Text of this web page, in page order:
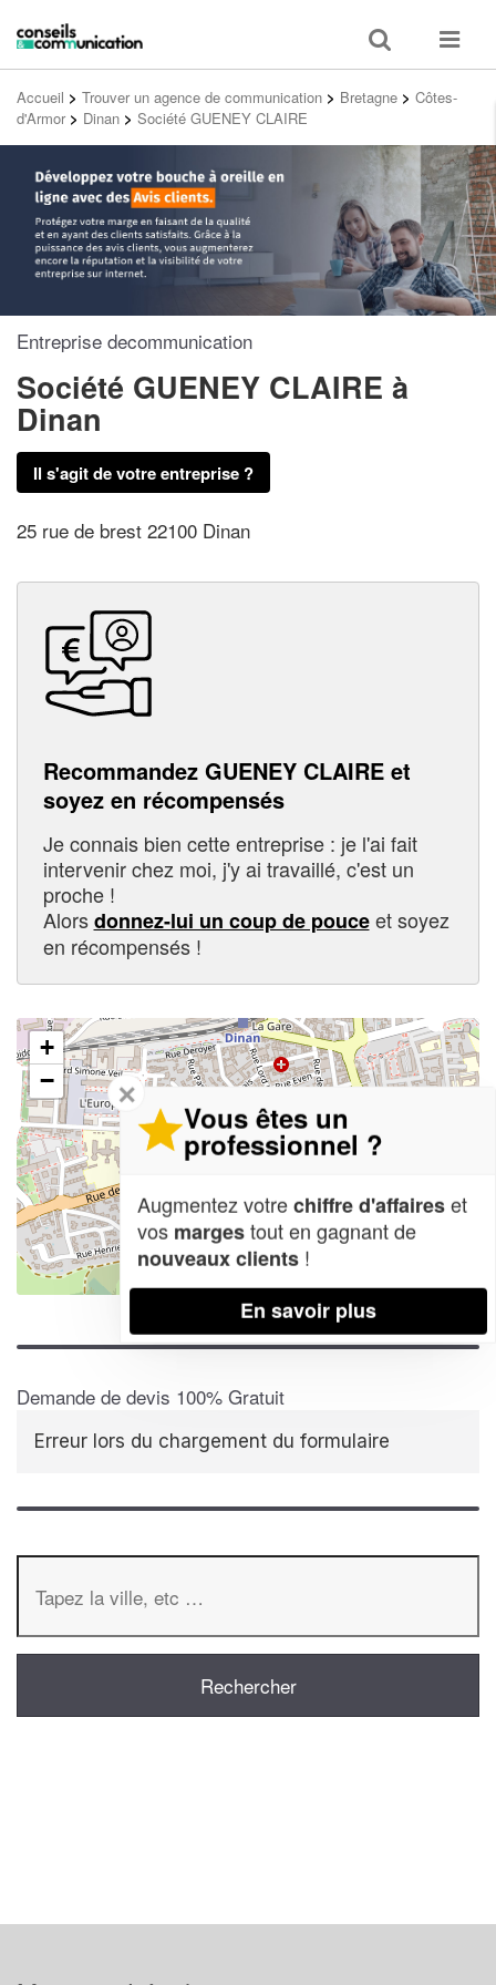
Toggle
search
Toggle
Accueil > Trouver un agence de communication > Bretagne > Côtes-
d'Armor > Dinan > Société GUENEY CLAIRE
Entreprise decommunication
Société GUENEY CLAIRE à
Dinan
Il s'agit de votre entreprise ?
25 rue de brest 22100 Dinan
Recommandez GUENEY CLAIRE et
soyez en récompensés
Je connais bien cette entreprise : je l'ai fait
intervenir chez moi, j'y ai travaillé, c'est un
proche !
Alorsdonnez-lui un coup de pouceet soyez
en récompensés !
+
−
Leaflet| Map data ©OpenStreetMap contributors,CC-BY-SA
Demande de devis 100% Gratuit
Erreur lors du chargement du formulaire
✕
Vous êtes un
professionnel ?
Augmentez votrechiffre d'affaireset
vos margestout en gagnant de
nouveaux clients !
En savoir plus